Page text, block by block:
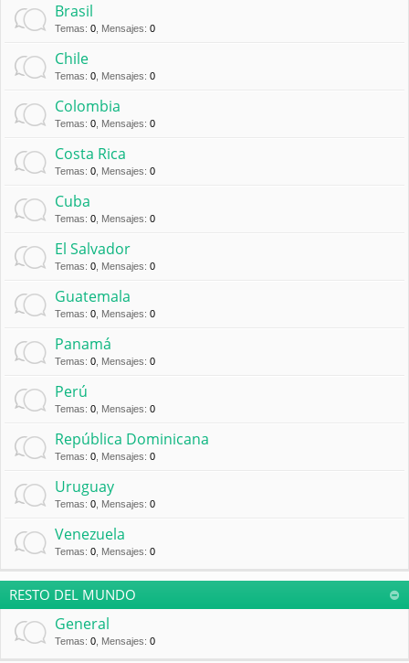
Brasil
Temas: 0 Mensajes: 0
Chile
Temas: 0 Mensajes: 0
Colombia
Temas: 0 Mensajes: 0
Costa Rica
Temas: 0 Mensajes: 0
Cuba
Temas: 0 Mensajes: 0
El Salvador
Temas: 0 Mensajes: 0
Guatemala
Temas: 0 Mensajes: 0
Panamá
Temas: 0 Mensajes: 0
Perú
Temas: 0 Mensajes: 0
República Dominicana
Temas: 0 Mensajes: 0
Uruguay
Temas: 0 Mensajes: 0
Venezuela
Temas: 0 Mensajes: 0
RESTO DEL MUNDO
General
Temas: 0 Mensajes: 0